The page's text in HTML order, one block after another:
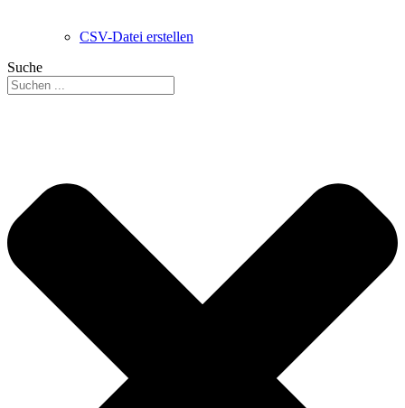
CSV-Datei erstellen
Suche